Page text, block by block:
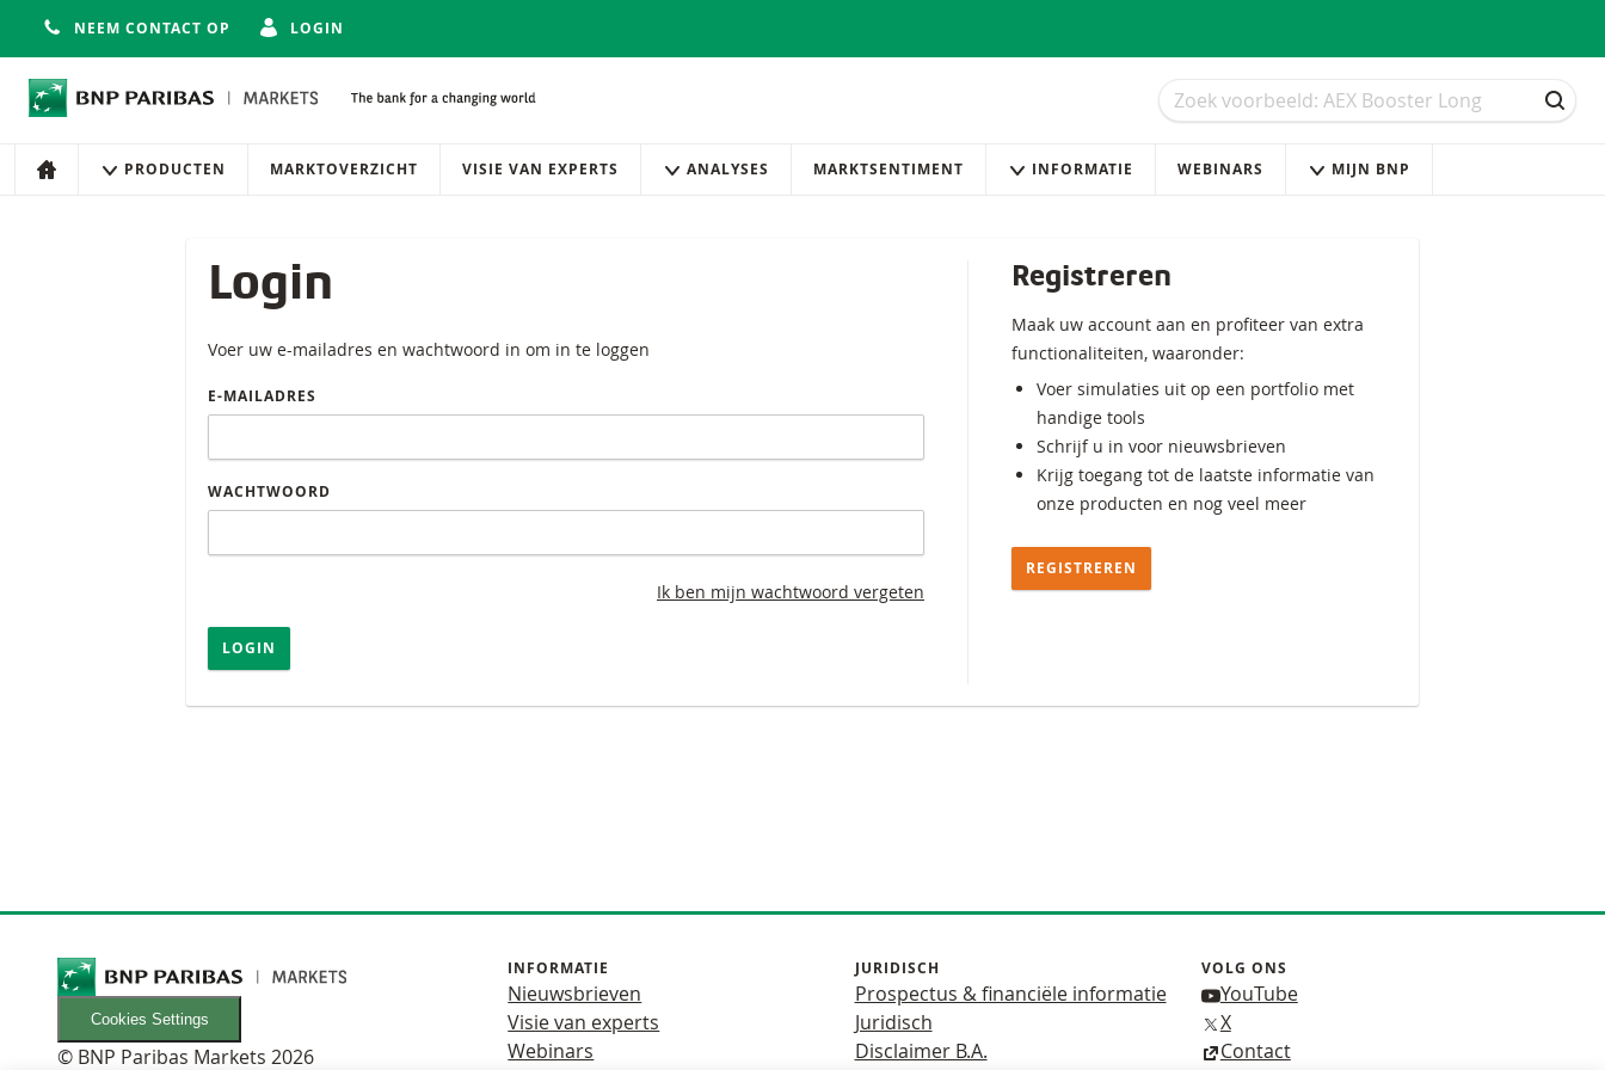
NEEM CONTACT OP LOGIN
Zoek
Zoek
ZOEK
Navigatie
Site navigatie
HOME PRODUCTEN MARKTOVERZICHT VISIE VAN EXPERTS ANALYSES MARKTSENTIMENT INFORMATIE WEBINARS MIJN BNP
Login
Voer uw e-mailadres en wachtwoord in om in te loggen
E-MAILADRES
WACHTWOORD
Ik ben mijn wachtwoord vergeten
LOGIN
Registreren
Maak uw account aan en profiteer van extra
functionaliteiten, waaronder:
Voer simulaties uit op een portfolio met
handige tools
Schrijf u in voor nieuwsbrieven
Krijg toegang tot de laatste informatie van
onze producten en nog veel meer
REGISTREREN
Cookies Settings
© BNP Paribas Markets 2026
INFORMATIE
Nieuwsbrieven
Visie van experts
Webinars
JURIDISCH
Prospectus & financiële informatie
Juridisch
Disclaimer B.A.
VOLG ONS
YouTube
X
Contact